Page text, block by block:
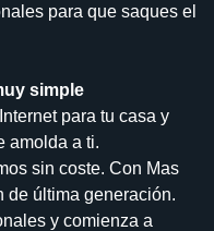
para que saques el
simple
para tu casa y
amolda a ti.
sin coste. Con Mas
de última generación.
y comienza a